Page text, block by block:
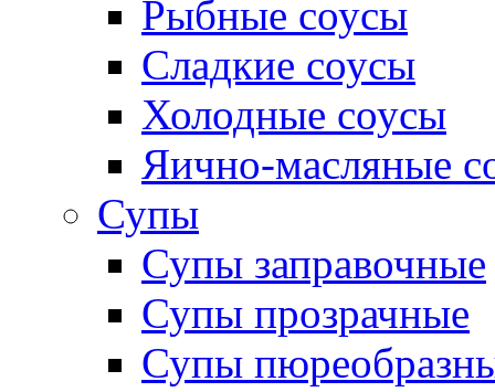
Рыбные соусы
Сладкие соусы
Холодные соусы
Яично-масляные
Супы
Супы заправочные
Супы прозрачные
Супы